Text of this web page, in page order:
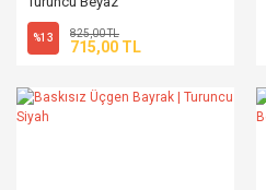
%13 825,00 TL
715,00 TL